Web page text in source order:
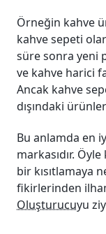
Örneğin kahve
kahve sepeti
süre sonra yeni
ve kahve harici
Ancak kahve
dışındaki
Bu anlamda en
markasıdır.
bir kısıtlamaya
fikirlerinden
Oluşturucuyu